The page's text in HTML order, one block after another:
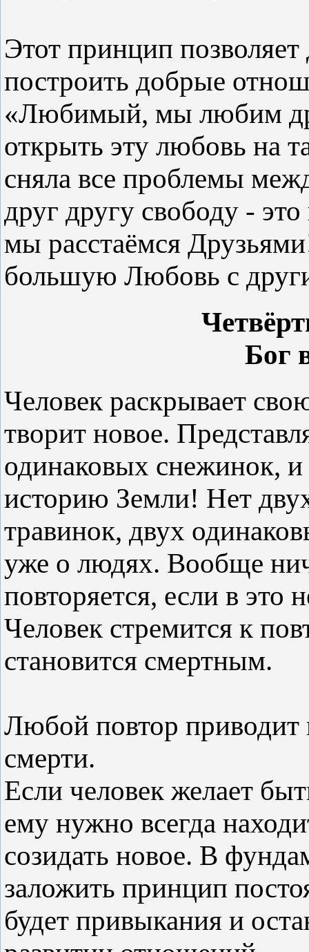
Этот принцип
построить добрые
«Любимый, мы любим
открыть эту любовь на
сняла все проблемы
друг другу свободу -
мы расстаёмся
большую Любовь с
Бог
Человек раскрывает
творит новое.
одинаковых снежинок,
историю Земли! Нет
травинок, двух
уже о людях. Вообще
повторяется, если в это
Человек стремится к
становится смертным.
Любой повтор приводит
смерти.
Если человек желает
ему нужно всегда
созидать новое. В
заложить принцип
будет привыкания и